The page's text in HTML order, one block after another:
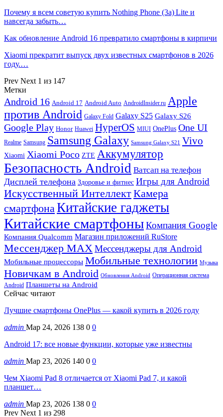
Почему я всем советую купить Nothing Phone (3a) Lite и
навсегда забыть…
Как обновление Android 16 превратило смартфоны в кирпичи
Xiaomi прекратит выпуск двух известных смартфонов в 2026
году.…
Prev Next 1 из 147
Метки
Android 16 Android 17 Android Auto AndroidInsider.ru Apple
против Android Galaxy Fold Galaxy S25 Galaxy S26
Google Play Honor Huawei HyperOS MIUI OnePlus One UI
Realme Samsung Samsung Galaxy Samsung Galaxy S21 Vivo
Xiaomi Xiaomi Poco ZTE Аккумулятор
Безопасность Android Ватсап на телефон
Дисплей телефона Здоровье и фитнес Игры для Android
Искусственный ИнтеллектКамера
смартфона Китайские гаджеты
Китайские смартфоныКомпания Google
Компания Qualcomm Магазин приложений RuStore
Мессенджер MAX Мессенджеры для Android
Мобильные процессоры Мобильные технологии Музыка
Новичкам в Android Обновления Android Операционная система
Android Планшеты на Android
Сейчас читают
Лучшие смартфоны OnePlus — какой купить в 2026 году
admin Мар 24, 2026 138 0 0
Android 17: все новые функции, которые уже известны
admin Мар 23, 2026 140 0 0
Чем Xiaomi Pad 8 отличается от Xiaomi Pad 7, и какой
планшет…
admin Мар 23, 2026 138 0 0
Prev Next 1 из 298